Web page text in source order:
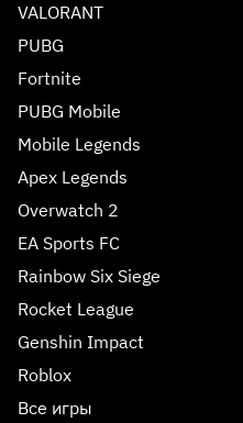
VALORANT
PUBG
Fortnite
PUBG Mobile
Mobile Legends
Apex Legends
Overwatch 2
EA Sports FC
Rainbow Six Siege
Rocket League
Genshin Impact
Roblox
Все игры